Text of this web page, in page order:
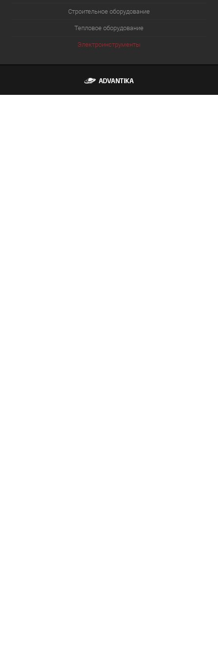
Строительное оборудование
Тепловое оборудование
Электроинструменты